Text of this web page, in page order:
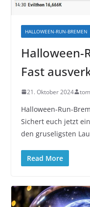
HALLOWEEN-RUN-BREMEN
Halloween-
Fast
21. Oktober 2024
Halloween-Run-
Sichert euch jetzt
den gruseligsten
Read More